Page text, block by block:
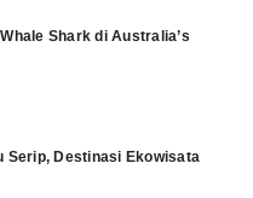
Shark di Australia’s
Serip, Destinasi Ekowisata